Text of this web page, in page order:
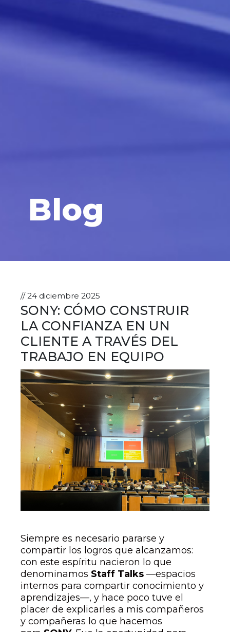
Blog
// 24 diciembre 2025
SONY: CÓMO CONSTRUIR
LA CONFIANZA EN UN
CLIENTE A TRAVÉS DEL
TRABAJO EN EQUIPO
Siempre es necesario pararse y
compartir los logros que alcanzamos:
con este espíritu nacieron lo que
denominamos Staff Talks —espacios
internos para compartir conocimiento y
aprendizajes—, y hace poco tuve el
placer de explicarles a mis compañeros
y compañeras lo que hacemos